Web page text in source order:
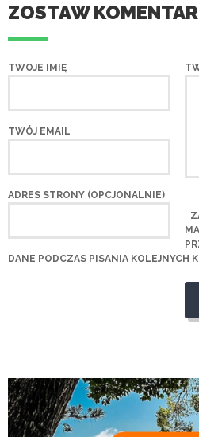
ZOSTAW
TWOJE IMIĘ
TWÓJ EMAIL
ADRES STRONY (OPCJONALNIE)
DANE PODCZAS PISANIA KOLEJNYCH